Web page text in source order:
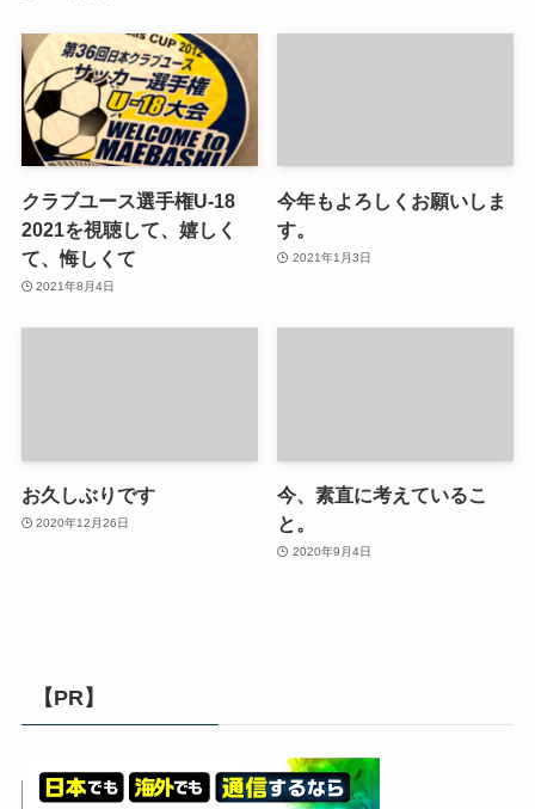
クラブユース選手権U-18
2021を視聴して、嬉しく
て、悔しくて
2021年8月4日
今年もよろしくお願いしま
す。
2021年1月3日
お久しぶりです
2020年12月26日
今、素直に考えているこ
と。
2020年9月4日
【PR】